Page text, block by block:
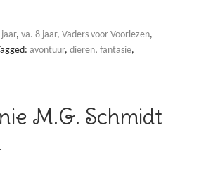
, va. 8 jaar, Vaders voor Voorlezen,
avontuur, dieren, fantasie,
M.G. Schmidt